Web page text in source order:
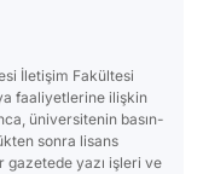
İletişim Fakültesi
faaliyetlerine ilişkin
üniversitenin basın-
sonra lisans
gazetede yazı işleri ve